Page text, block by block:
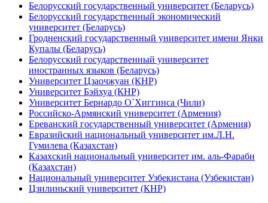
Белорусский государственный университет (Беларусь)
Белорусский государственный экономический
университет (Беларусь)
Гродненский государственный университет имени Янки
Купалы (Беларусь)
Белорусский государственный университет
иностранных языков (Беларусь)
Университет Цзаочжуан (КНР)
Университет Бэйхуа (КНР)
Университет Бернардо О`Хиггинса (Чили)
Российско-Армянский университет (Армения)
Ереванский государственный университет (Армения)
Евразийский национальный университет им.Л.Н.
Гумилева (Казахстан)
Казахский национальный университет им. аль-Фараби
(Казахстан)
Национальный университет Узбекистана (Узбекистан)
Цзилиньский университет (КНР)